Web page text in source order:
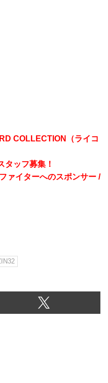
COLLECTION（ライコ
ッフ募集！
ァイターへのスポンサー /